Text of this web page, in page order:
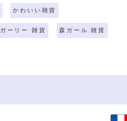
かわいい雑貨
ガーリー 雑貨 森ガール 雑貨